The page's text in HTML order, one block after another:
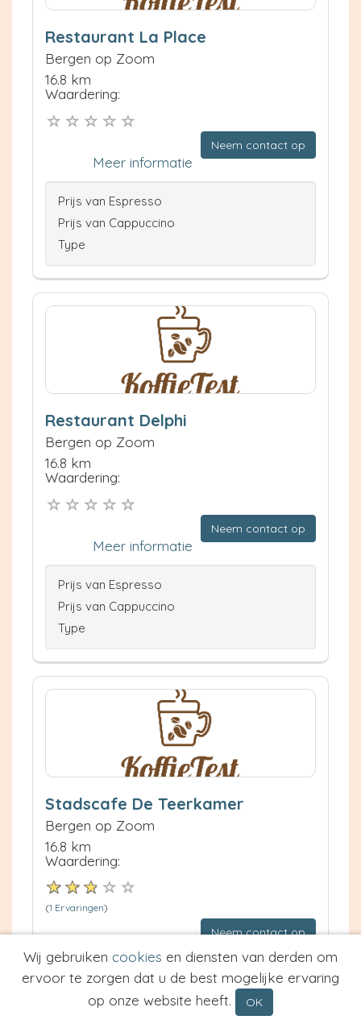
Restaurant La Place
Bergen op Zoom
16.8 km
Waardering:
Neem contact op
Meer informatie
Prijs van Espresso
Prijs van Cappuccino
Type
Restaurant Delphi
Bergen op Zoom
16.8 km
Waardering:
Neem contact op
Meer informatie
Prijs van Espresso
Prijs van Cappuccino
Type
Stadscafe De Teerkamer
Bergen op Zoom
16.8 km
Waardering:
(1 Ervaringen)
Neem contact op
Meer informatie
Prijs van Espresso
Prijs van Cappuccino
Wij gebruiken cookies en diensten van derden om
ervoor te zorgen dat u de best mogelijke ervaring
op onze website heeft.
OK